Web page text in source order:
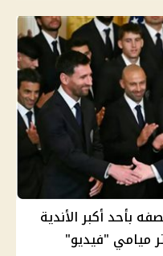
بأحد أكبر الأندية
ميامي "فيديو"